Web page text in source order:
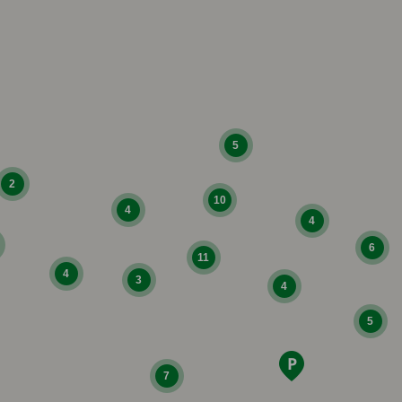
11
6
4
10
7
5
5
4
2
3 4
4